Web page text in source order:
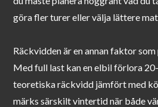
göra fler turer eller välja lättere
Räckvidden är en annan faktor som
Med full last kan en elbil förlora
teoretiska räckvidd jämfört med
märks särskilt vintertid när både